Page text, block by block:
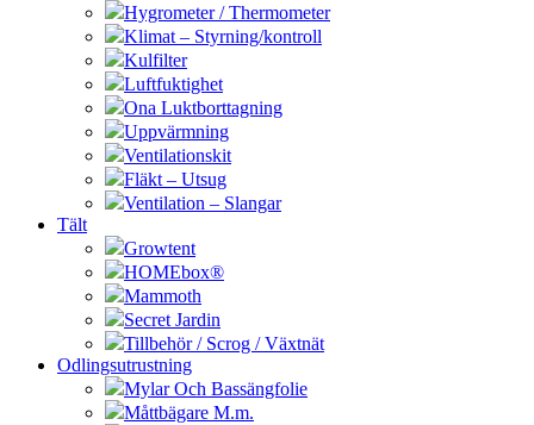
Hygrometer / Thermometer
Klimat – Styrning/kontroll
Kulfilter
Luftfuktighet
Ona Luktborttagning
Uppvärmning
Ventilationskit
Fläkt – Utsug
Ventilation – Slangar
Tält
Growtent
HOMEbox®
Mammoth
Secret Jardin
Tillbehör / Scrog / Växtnät
Odlingsutrustning
Mylar Och Bassängfolie
Måttbägare M.m.